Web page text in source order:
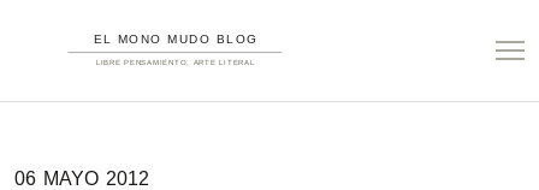
06 MAYO 2012